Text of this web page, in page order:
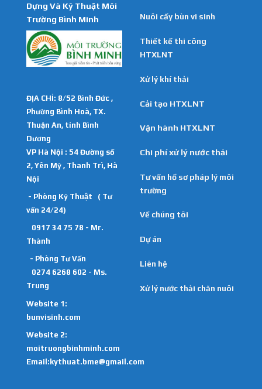
Dựng Và Kỹ Thuật Môi
Trường Bình Minh
ĐỊA CHỈ: 8/52 Bình Đức ,
Phường Bình Hoà, TX.
Thuận An, tỉnh Bình
Dương
VP Hà Nội : 54 Đường số
2, Yên Mỹ , Thanh Trì, Hà
Nội
- Phòng Kỹ Thuật ( Tư
vấn 24/24)
0917 34 75 78 - Mr.
Thành
- Phòng Tư Vấn
0274 6268 602 - Ms.
Trung
Website 1:
bunvisinh.com
Website 2:
moitruongbinhminh.com
Email:kythuat.bme@gmail.com
Nuôi cấy bùn vi sinh
Thiết kế thi công
HTXLNT
Xử lý khí thải
Cải tạo HTXLNT
Vận hành HTXLNT
Chi phí xử lý nước thải
Tư vấn hồ sơ pháp lý môi
trường
Về chúng tôi
Dự án
Liên hệ
Xử lý nước thải chăn nuôi